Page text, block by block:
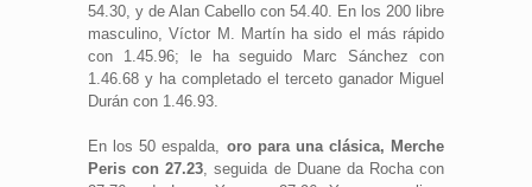
54.30, y de Alan Cabello con 54.40. En los 200 libre
masculino, Víctor M. Martín ha sido el más rápido
con 1.45.96; le ha seguido Marc Sánchez con
1.46.68 y ha completado el terceto ganador Miguel
Durán con 1.46.93.
En los 50 espalda, oro para una clásica, Merche
Peris con 27.23, seguida de Duane da Rocha con